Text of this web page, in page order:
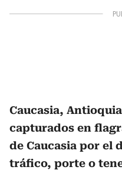
Caucasia, Antioquia
capturados en
de Caucasia por el
tráfico, porte o